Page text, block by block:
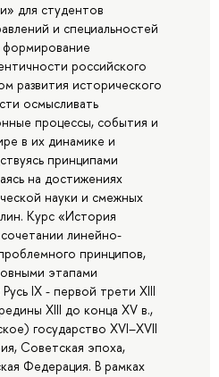
для студентов
и специальностей
российского
развития исторического
осмысливать
процессы, события и
в их динамике и
принципами
на достижениях
науки и смежных
Курс «История
линейно-
принципов,
этапами
IX - первой трети XIII
XIII до конца XV в.,
государство XVI–XVII
Советская эпоха,
Федерация. В рамках